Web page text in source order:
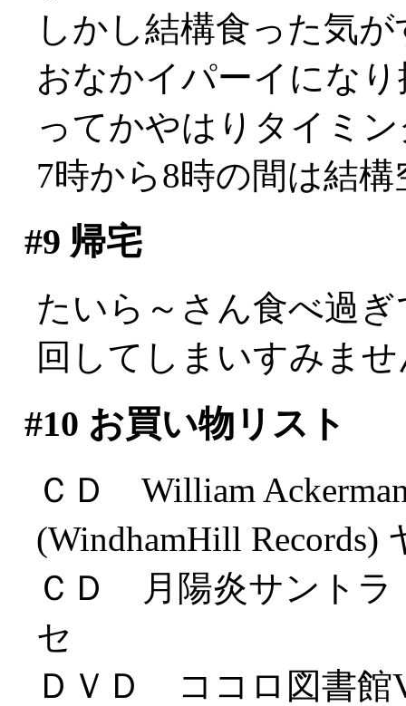
しかし結構食った気
おなかイパーイにな
ってかやはりタイミ
7時から8時の間は結
#9 帰宅
たいら～さん食べ過
回してしまいすみま
#10 お買い物リスト
ＣＤ William
(WindhamHill Records)
ＣＤ 月陽炎サントラ
セ
ＤＶＤ ココロ図書館